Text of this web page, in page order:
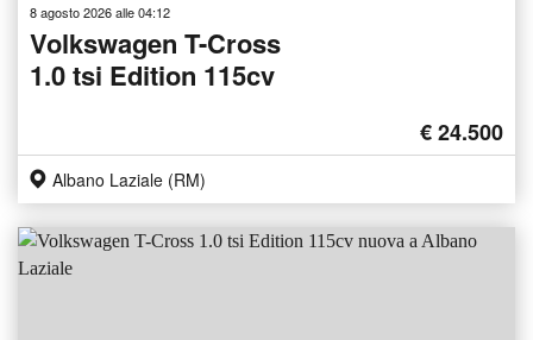
8 agosto 2026 alle 04:12
Volkswagen T-Cross
1.0 tsi Edition 115cv
€ 24.500
Albano Laziale (RM)